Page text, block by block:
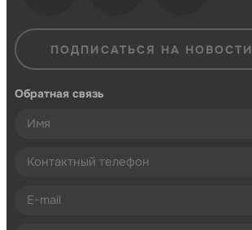
ПОДПИСАТЬСЯ НА НОВОСТИ
Обратная связь